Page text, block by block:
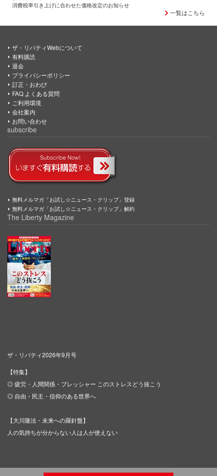
消費税率引き上げに合わせた価格改定のお知らせ
一覧はこちら
ザ・リバティWebについて
有料購読
退会
プライバシーポリシー
訂正・おわび
FAQ よくある質問
ご利用環境
会社案内
お問い合わせ
subscribe
無料メルマガ「お試し☆ニュース・クリップ」登録
無料メルマガ「お試し☆ニュース・クリップ」解約
The Liberty Magazine
ザ・リバティ2026年9月号
【特集】
◎ 疲労・人間関係・プレッシャー このストレスどう抜こう
◎ 自由・民主・信仰のある世界へ
【大川隆法・未来への羅針盤】
人の気持ちが分からない人は人が使えない